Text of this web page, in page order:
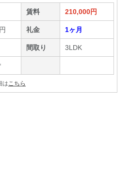
賃料 210,000円
礼金 1ヶ月
間取り 3LDK
は こちら